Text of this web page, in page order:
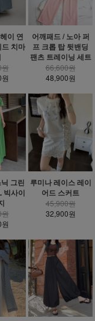
이 연
치마
어깨패드 / 노아 퍼
프 크롭 탑 뒷밴딩
팬츠 트레이닝 세트
66,600원
48,900원
그린
빅사이
루미나 레이스 레이
어드 스커트
45,900원
32,900원